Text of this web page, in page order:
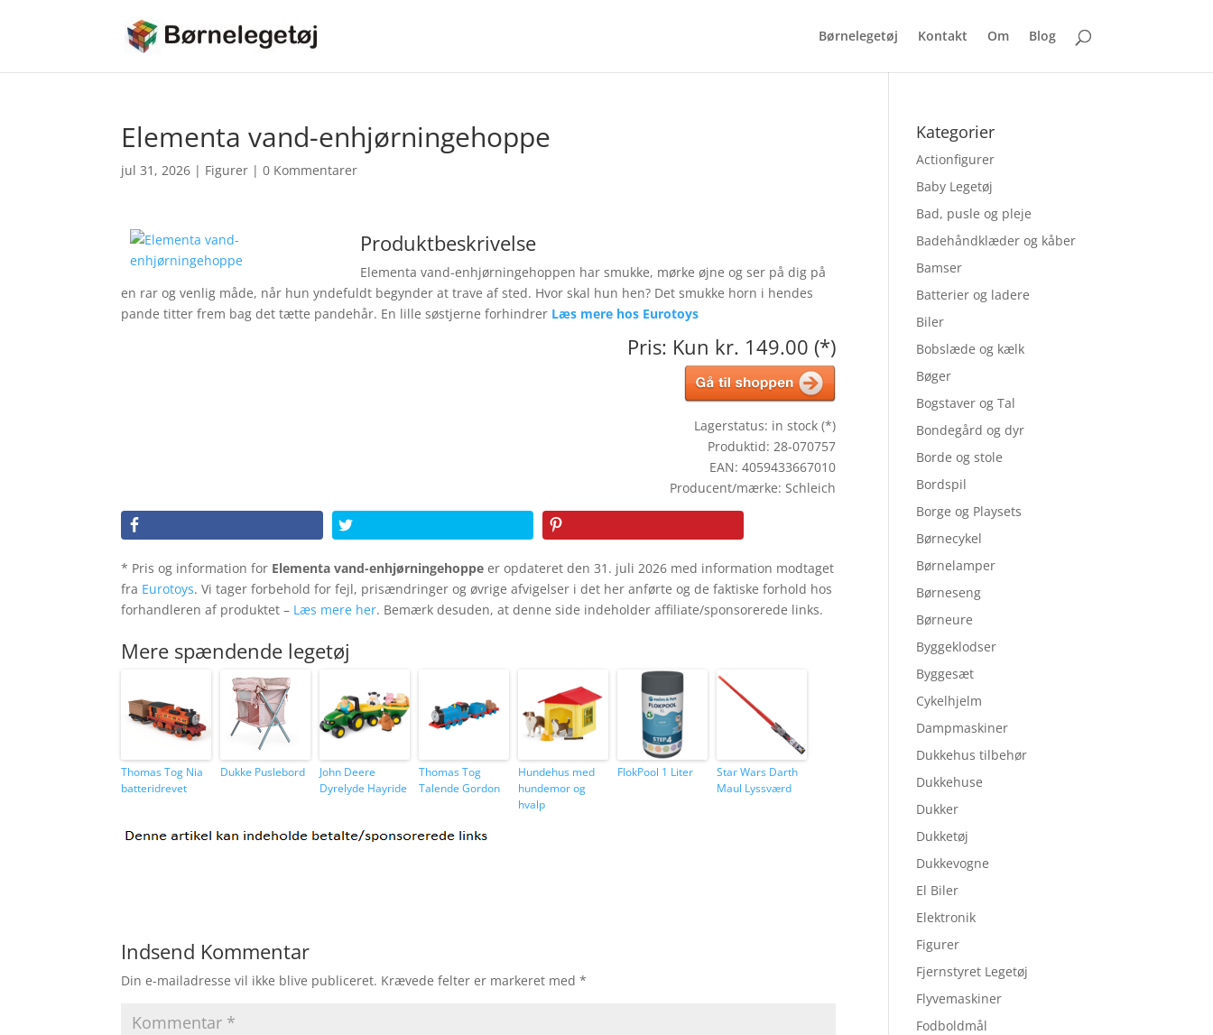
Børnelegetøj Kontakt Om Blog
Elementa vand-enhjørningehoppe
jul 31, 2026 | Figurer |0 Kommentarer
Produktbeskrivelse
Elementa vand-enhjørningehoppen har smukke, mørke øjne og ser på dig på
en rar og venlig måde, når hun yndefuldt begynder at trave af sted. Hvor skal hun hen? Det smukke horn i hendes
pande titter frem bag det tætte pandehår. En lille søstjerne forhindrer Læs mere hos Eurotoys
Pris: Kun kr. 149.00 (*)
Lagerstatus: in stock (*)
Produktid: 28-070757
EAN: 4059433667010
Producent/mærke: Schleich
* Pris og information for Elementa vand-enhjørningehoppe er opdateret den 31. juli 2026 med information modtaget
fra Eurotoys. Vi tager forbehold for fejl, prisændringer og øvrige afvigelser i det her anførte og de faktiske forhold hos
forhandleren af produktet – Læs mere her. Bemærk desuden, at denne side indeholder affiliate/sponsorerede links.
Mere spændende legetøj
Thomas Tog Nia
batteridrevet
Dukke Puslebord
John Deere
Dyrelyde Hayride
Thomas Tog
Talende Gordon
Hundehus med
hundemor og
hvalp
FlokPool 1 Liter
Star Wars Darth
Maul Lyssværd
Indsend Kommentar
Din e-mailadresse vil ikke blive publiceret. Krævede felter er markeret med*
Kategorier
Actionfigurer
Baby Legetøj
Bad, pusle og pleje
Badehåndklæder og kåber
Bamser
Batterier og ladere
Biler
Bobslæde og kælk
Bøger
Bogstaver og Tal
Bondegård og dyr
Borde og stole
Bordspil
Borge og Playsets
Børnecykel
Børnelamper
Børneseng
Børneure
Byggeklodser
Byggesæt
Cykelhjelm
Dampmaskiner
Dukkehus tilbehør
Dukkehuse
Dukker
Dukketøj
Dukkevogne
El Biler
Elektronik
Figurer
Fjernstyret Legetøj
Flyvemaskiner
Fodboldmål